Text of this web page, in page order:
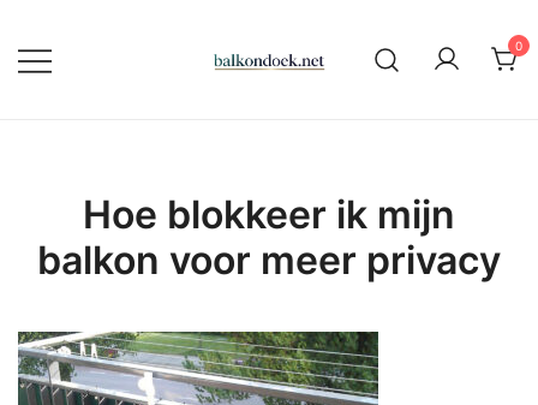
naar
de
0
Hoe blokkeer ik mijn
balkon voor meer privacy